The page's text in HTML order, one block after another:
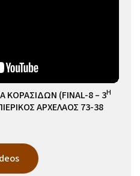
(FINAL-8 – 3Η
ΑΡΧΕΛΑΟΣ 73-38